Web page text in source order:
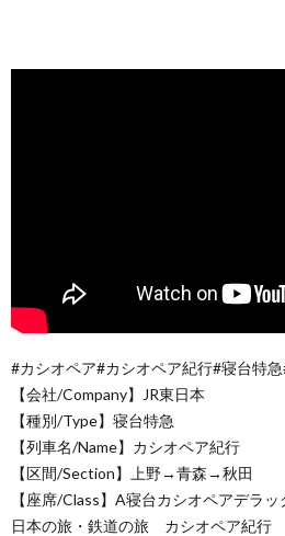
#カシオペア#カシオペア紀行#寝台特
【会社/Company】JR東日本
【種別/Type】寝台特急
【列車名/Name】カシオペア紀行
【区間/Section】上野→青森→秋田
【座席/Class】A寝台カシオペアデラッ
日本の旅・鉄道の旅 カシオペア紀行